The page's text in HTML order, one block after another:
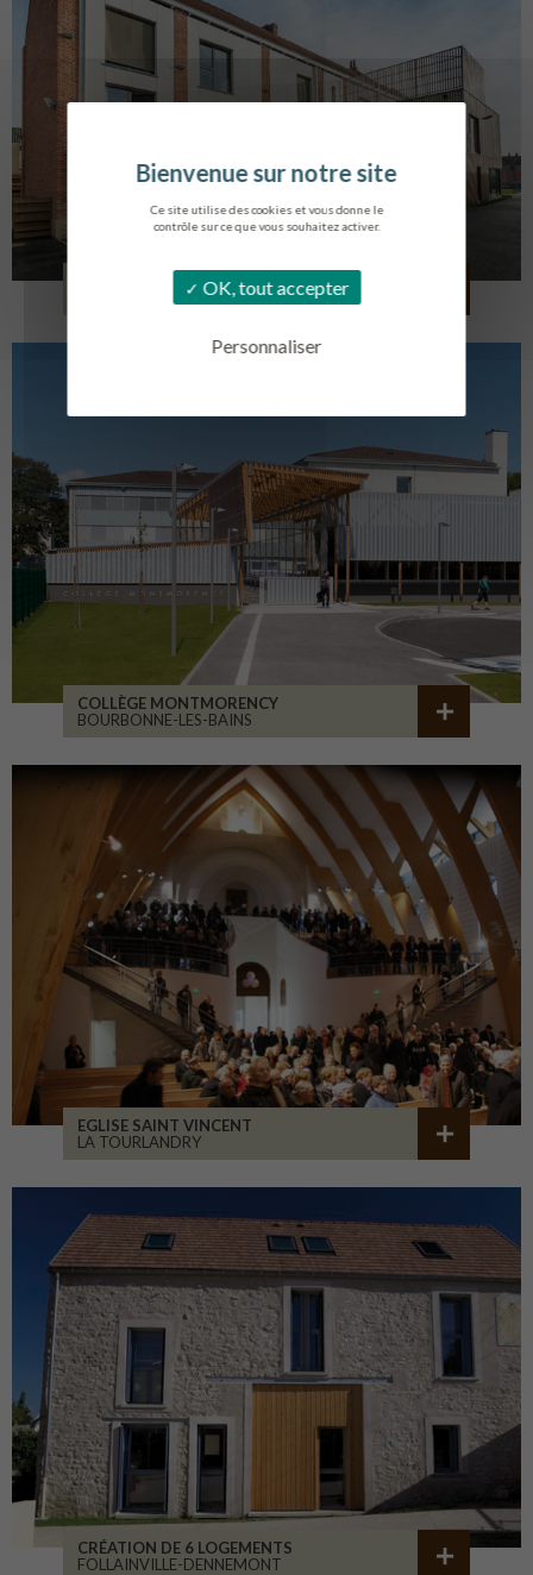
Ce site utilise des cookies et vous donne le
contrôle sur ce que vous souhaitez activer.
OK, tout accepter
Personnaliser
LOG. JEUNES TRAVAILLEURS
COLLÈGE MONTMORENCY
BOURBONNE-LES-BAINS
EGLISE SAINT VINCENT
LA TOURLANDRY
CRÉATION DE 6 LOGEMENTS
FOLLAINVILLE-DENNEMONT